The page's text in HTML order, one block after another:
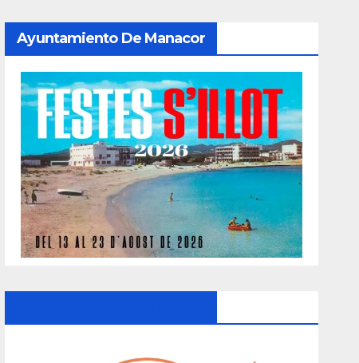
Ayuntamiento De Manacor